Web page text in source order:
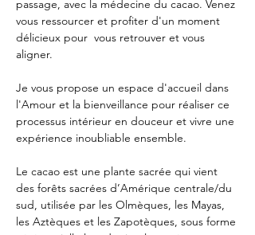
passage, avec la médecine du cacao. Venez
vous ressourcer et profiter d'un moment
délicieux pour  vous retrouver et vous
aligner.
Je vous propose un espace d'accueil dans
l'Amour et la bienveillance pour réaliser ce
processus intérieur en douceur et vivre une
expérience inoubliable ensemble.
Le cacao est une plante sacrée qui vient
des forêts sacrées d’Amérique centrale/du
sud, utilisée par les Olmèques, les Mayas,
les Aztèques et les Zapotèques, sous forme